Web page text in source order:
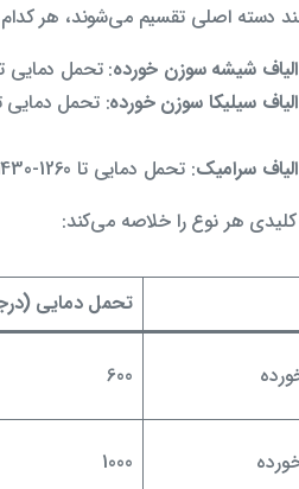
دسته اصلی تقسیم می‌شوند، هر
شیشه سوزن خورده: تحمل دمایی تا 600 درجه سانتی‌گراد، مقاومت مکانیکی عالی به دلیل ساختار سوزن خورده، مناسب برای
سیلیکا سوزن خورده
سرامیک: تحمل دمایی تا 1260-1430 درجه سانتی‌گراد، مقاومت حرارتی بسیار بالا، مناسب برای کوره‌های صنعتی با دماهای بسیار بالا.
هر نوع را خلاصه می‌کند:
تحمل دمایی
600
1000